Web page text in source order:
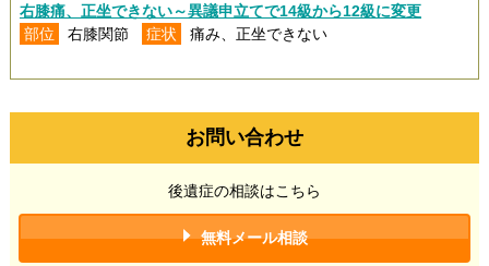
右膝痛、正坐できない～異議申立てで14級から12級に変更
部位
右膝関節 症状 痛み、正坐できない
お問い合わせ
後遺症の相談はこちら
無料メール相談